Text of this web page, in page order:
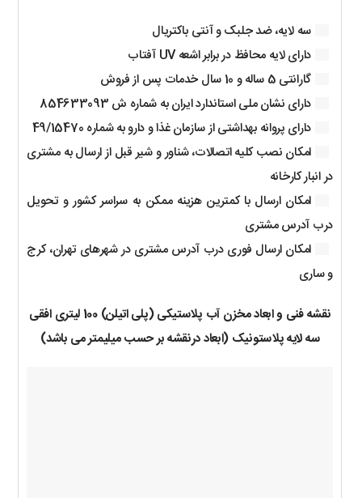
سه لایه، ضد جلبک و آنتی باکتریال
دارای لایه محافظ در برابر اشعه UV آفتاب
گارانتی 5 ساله و 10 سال خدمات پس از فروش
دارای نشان ملی استاندارد ایران به شماره ش 854633093
دارای پروانه بهداشتی از سازمان غذا و دارو به شماره 49/15470
امکان نصب کلیه اتصالات، شناور و شیر قبل از ارسال به مشتری
در انبار کارخانه
امکان ارسال با کمترین هزینه ممکن به سراسر کشور و تحویل
درب آدرس مشتری
امکان ارسال فوری درب آدرس مشتری در شهرهای تهران، کرج
و ساری
نقشه فنی و ابعاد مخزن آب پلاستیکی (پلی اتیلن) 100 لیتری افقی
سه لایه پلاستونیک (ابعاد درنقشه بر حسب میلیمتر می باشد)